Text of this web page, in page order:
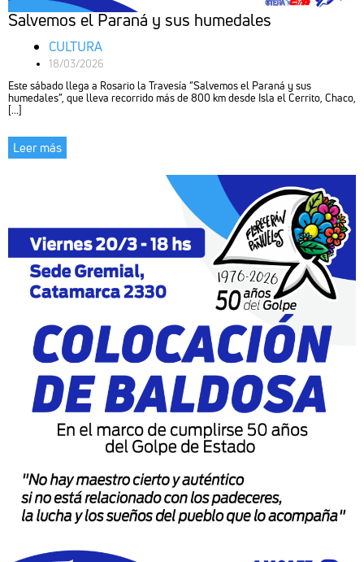
Salvemos el Paraná y sus humedales
CULTURA
18/03/2026
Este sábado llega a Rosario la Travesía “Salvemos el Paraná y sus
humedales”, que lleva recorrido más de 800 km desde Isla el Cerrito, Chaco,
[...]
Leer más